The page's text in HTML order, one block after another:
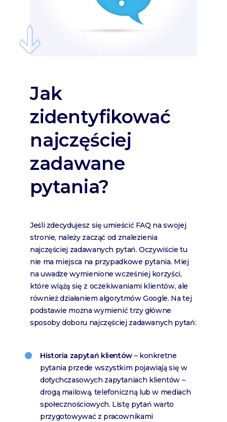
Jak
zidentyfikować
najczęściej
zadawane
pytania?
Jeśli zdecydujesz się umieścić FAQ na swojej
stronie, należy zacząć od znalezienia
najczęściej zadawanych pytań. Oczywiście tu
nie ma miejsca na przypadkowe pytania. Miej
na uwadze wymienione wcześniej korzyści,
które wiążą się z oczekiwaniami klientów, ale
również działaniem algorytmów Google. Na tej
podstawie można wymienić trzy główne
sposoby doboru najczęściej zadawanych pytań:
Historia zapytań klientów – konkretne
pytania przede wszystkim pojawiają się w
dotychczasowych zapytaniach klientów –
drogą mailową, telefoniczną lub w mediach
społecznościowych. Listę pytań warto
przygotowywać z pracownikami